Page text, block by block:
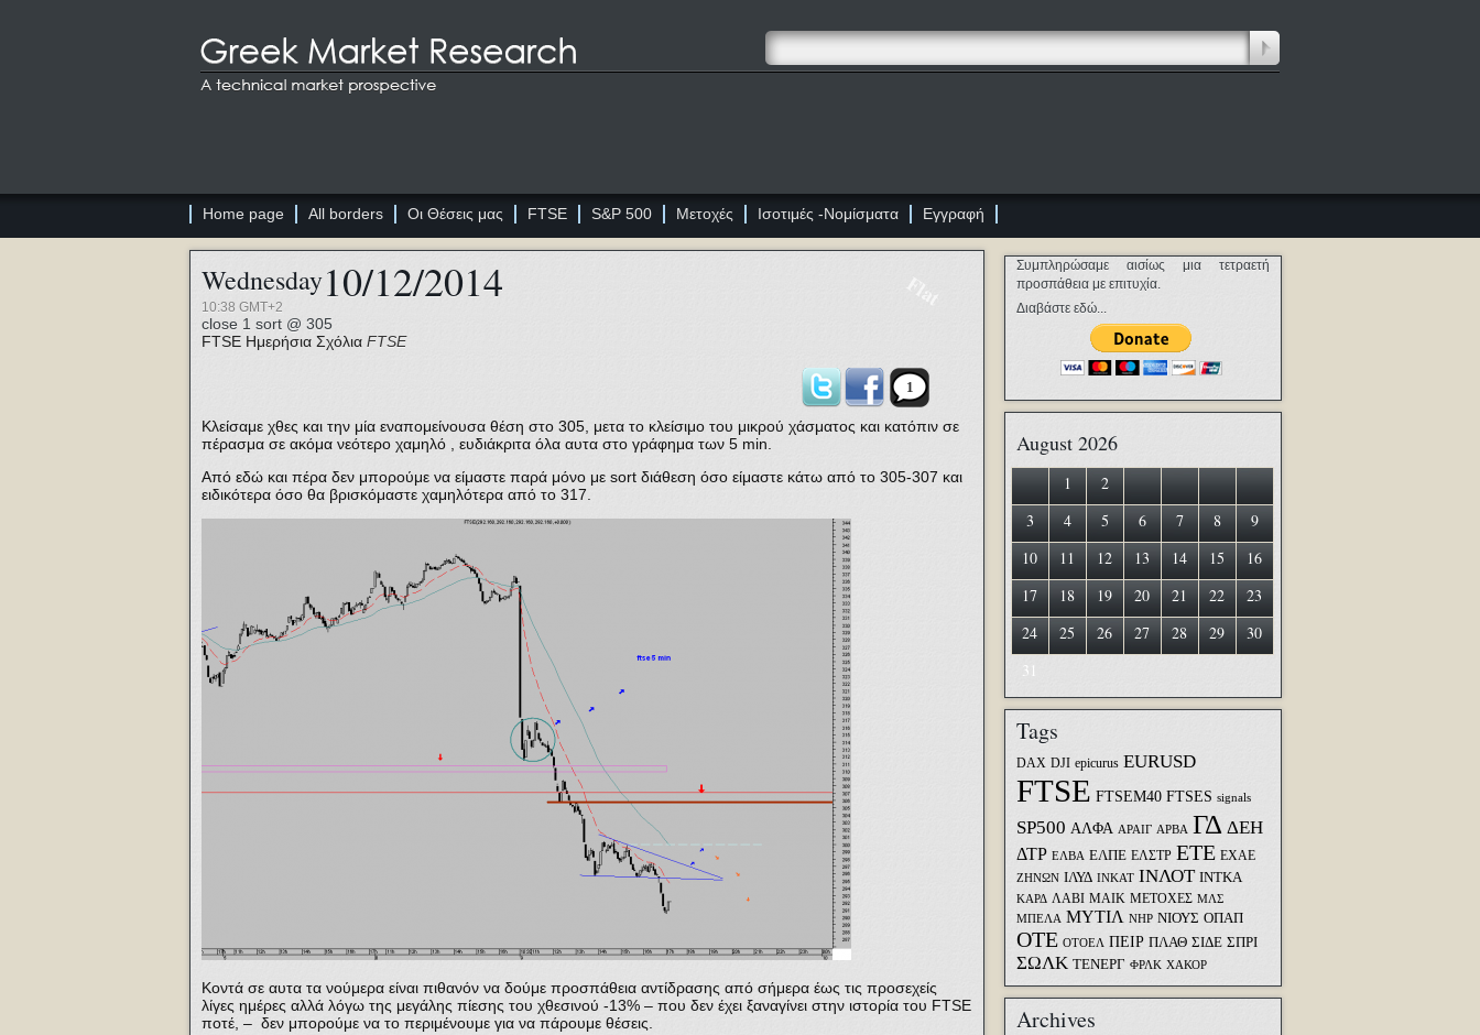
Home page All borders Οι Θέσεις μας FTSE S&P 500 Μετοχές Ισοτιμές -Νομίσματα Εγγραφή
Wednesday10/12/2014
10:38 GMT+2
close 1 sort @ 305
FTSE Ημερήσια Σχόλια FTSE
1
Κλείσαμε χθες και την μία εναπομείνουσα θέση στο 305, μετα το κλείσιμο του μικρού χάσματος και κατόπιν σε
πέρασμα σε ακόμα νεότερο χαμηλό , ευδιάκριτα όλα αυτα στο γράφημα των 5 min.
Από εδώ και πέρα δεν μπορούμε να είμαστε παρά μόνο με sort διάθεση όσο είμαστε κάτω από το 305-307 και
ειδικότερα όσο θα βρισκόμαστε χαμηλότερα από το 317.
Κοντά σε αυτα τα νούμερα είναι πιθανόν να δούμε προσπάθεια αντίδρασης από σήμερα έως τις προσεχείς
λίγες ημέρες αλλά λόγω της μεγάλης πίεσης του χθεσινού -13% – που δεν έχει ξαναγίνει στην ιστορία του FTSE
ποτέ, – δεν μπορούμε να το περιμένουμε για να πάρουμε θέσεις.
Συμπληρώσαμε αισίως μια τετραετή
προσπάθεια με επιτυχία.
Διαβάστε εδώ...
August 2026
1
2
3
4 5 6 7 8
9
10
11 12 13 14 15
16
17
18 19 20 21 22
23
24
25 26 27 28 29
30
31
Tags
DAX DJI epicurus EURUSD
FTSE FTSEM40 FTSES signals
SP500 ΑΛΦΑ ΑΡΑΙΓ ΑΡΒΑ ΓΔ ΔΕΗ
ΔΤΡ ΕΛΒΑ ΕΛΠΕ ΕΛΣΤΡ ΕΤΕ ΕΧΑΕ
ΖΗΝΩΝ ΙΛΥΔ ΙΝΚΑΤ ΙΝΛΟΤ ΙΝΤΚΑ
ΚΑΡΔ ΛΑΒΙ ΜΑΙΚ ΜΕΤΟΧΕΣ ΜΛΣ
ΜΠΕΛΑ ΜΥΤΙΛ ΝΗΡ ΝΙΟΥΣ ΟΠΑΠ
ΟΤΕ ΟΤΟΕΛ ΠΕΙΡ ΠΛΑΘ ΣΙΔΕ ΣΠΡΙ
ΣΩΛΚ ΤΕΝΕΡΓ ΦΡΛΚ ΧΑΚΟΡ
Archives